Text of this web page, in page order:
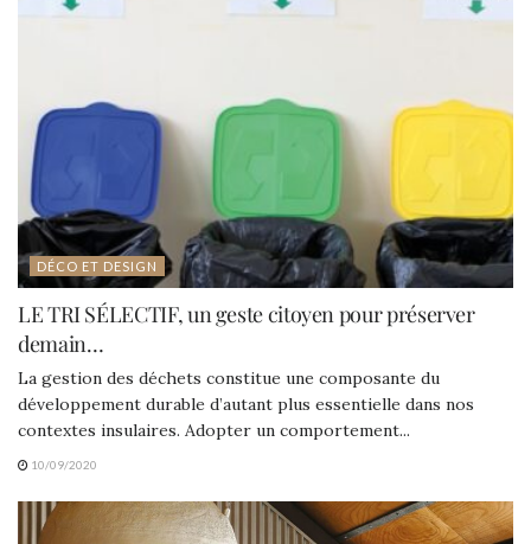
DÉCO ET DESIGN
LE TRI SÉLECTIF, un geste citoyen pour préserver
demain…
La gestion des déchets constitue une composante du
développement durable d’autant plus essentielle dans nos
contextes insulaires. Adopter un comportement...
10/09/2020